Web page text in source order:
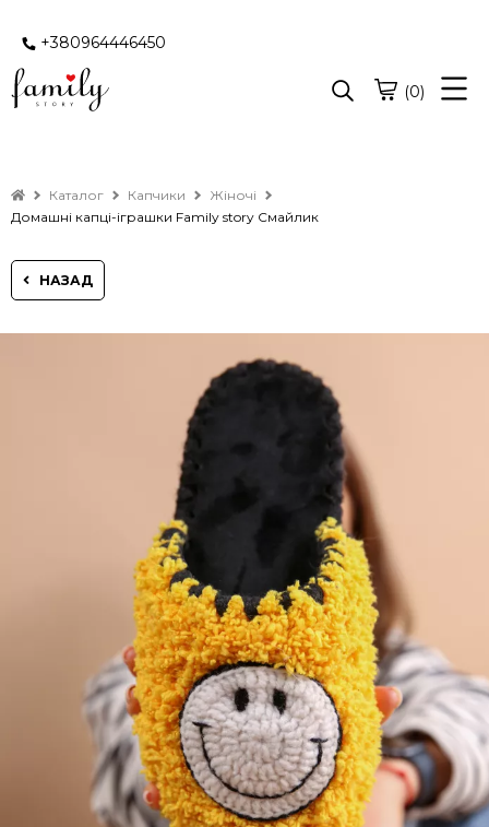
+380964446450
(0)
Каталог Капчики
Жіночі
Домашні капці-іграшки Family story Смайлик
НАЗАД